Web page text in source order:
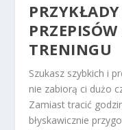
TRENINGU
Szukasz szybkich i
nie zabiorą ci dużo
Zamiast tracić
błyskawicznie